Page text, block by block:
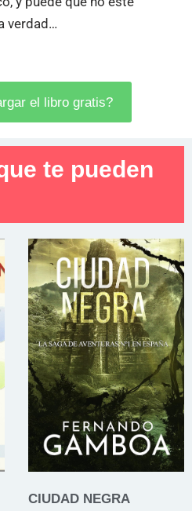
verdad…
el libro gratis?
te pueden
CIUDAD NEGRA